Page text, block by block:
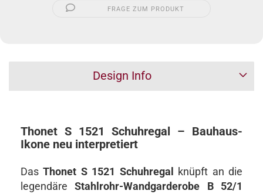
FRAGE ZUM PRODUKT
Design Info
Thonet S 1521 Schuhregal – Bauhaus-
Ikone neu interpretiert
DasThonet S 1521 Schuhregal
knüpft an die
legendäreStahlrohr-Wandgarderobe B 52/1